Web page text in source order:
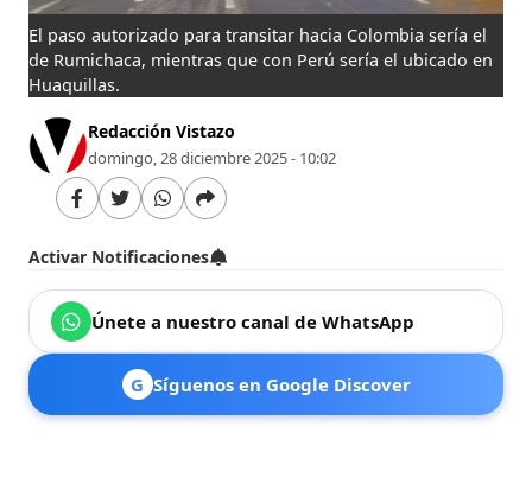
El paso autorizado para transitar hacia Colombia sería el
de Rumichaca, mientras que con Perú sería el ubicado en
Huaquillas.
Redacción Vistazo
domingo, 28 diciembre 2025 - 10:02
Activar Notificaciones
Únete a nuestro canal de WhatsApp
G Síguenos en Google Discover